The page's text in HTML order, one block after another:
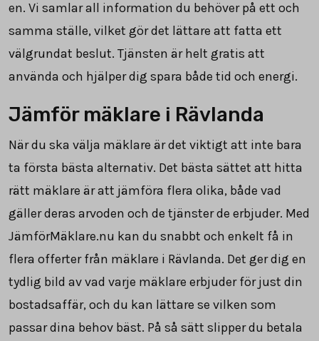
en. Vi samlar all information du behöver på ett och
samma ställe, vilket gör det lättare att fatta ett
välgrundat beslut. Tjänsten är helt gratis att
använda och hjälper dig spara både tid och energi.
Jämför mäklare i Rävlanda
När du ska välja mäklare är det viktigt att inte bara
ta första bästa alternativ. Det bästa sättet att hitta
rätt mäklare är att jämföra flera olika, både vad
gäller deras arvoden och de tjänster de erbjuder. Med
JämförMäklare.nu kan du snabbt och enkelt få in
flera offerter från mäklare i Rävlanda. Det ger dig en
tydlig bild av vad varje mäklare erbjuder för just din
bostadsaffär, och du kan lättare se vilken som
passar dina behov bäst. På så sätt slipper du betala